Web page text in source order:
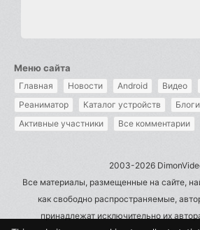
Меню сайта
Главная Новости Android Видео
Реаниматор
Каталог устройств Блоги
Активные участники
Все комментарии
2003-2026
Все материалы, размещенные на сайте,
как свободно распространяемые,
принадлежат исключительно их